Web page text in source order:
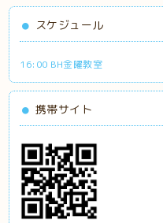
スケジュール
16:00 BH金曜教室
携帯サイト